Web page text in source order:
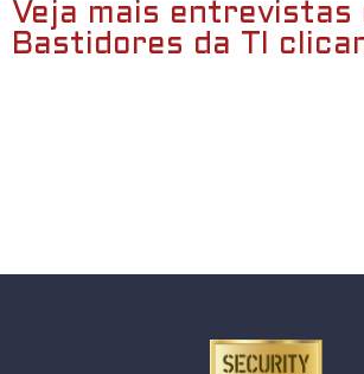
Veja mais entrevistas
Bastidores da TI